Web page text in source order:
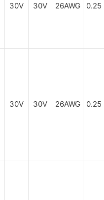
30V 30V 26AWG 0.25
30V 30V 26AWG 0.25